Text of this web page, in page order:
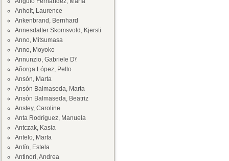
Anholt, Laurence
Ankenbrand, Bernhard
Annesdatter Skomsvold, Kjersti
Anno, Mitsumasa
Anno, Moyoko
Annunzio, Gabriele D\'
Añorga López, Pello
Ansón, Marta
Ansón Balmaseda, Marta
Ansón Balmaseda, Beatriz
Anstey, Caroline
Anta Rodríguez, Manuela
Antczak, Kasia
Antelo, Marta
Antín, Estela
Antinori, Andrea